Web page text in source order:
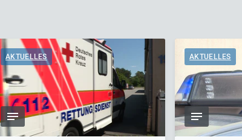
AKTUELLES AKTUELLES